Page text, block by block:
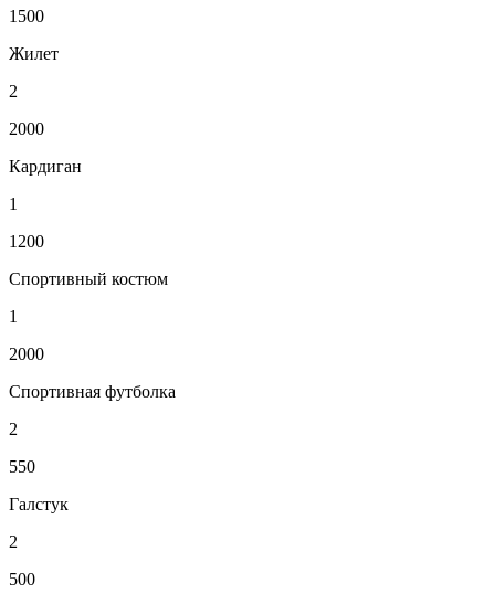
1500
Жилет
2
2000
Кардиган
1
1200
Спортивный костюм
1
2000
Спортивная футболка
2
550
Галстук
2
500